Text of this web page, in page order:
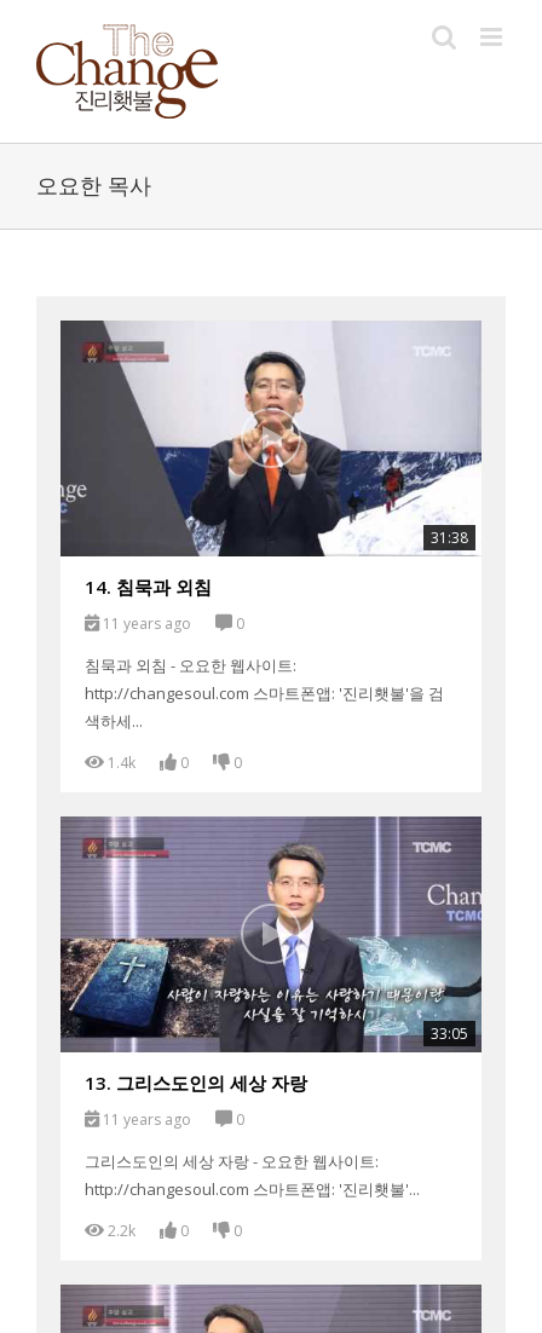
content
오요한 목사
31:38
14. 침묵과 외침
11 years ago 0
침묵과 외침 - 오요한 웹사이트:
http://changesoul.com 스마트폰앱: '진리횃불'을 검
색하세...
1.4k 0 0
33:05
13. 그리스도인의 세상 자랑
11 years ago 0
그리스도인의 세상 자랑 - 오요한 웹사이트:
http://changesoul.com 스마트폰앱: '진리횃불'...
2.2k 0 0